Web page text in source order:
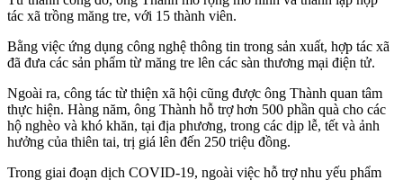
tác xã trồng măng tre, với 15 thành viên.
Bằng việc ứng dụng công nghệ thông tin trong sản xuất, hợp tác xã
đã đưa các sản phẩm từ măng tre lên các sàn thương mại điện tử.
Ngoài ra, công tác từ thiện xã hội cũng được ông Thành quan tâm
thực hiện. Hàng năm, ông Thành hỗ trợ hơn 500 phần quà cho các
hộ nghèo và khó khăn, tại địa phương, trong các dịp lễ, tết và ảnh
hưởng của thiên tai, trị giá lên đến 250 triệu đồng.
Trong giai đoạn dịch COVID-19, ngoài việc hỗ trợ nhu yếu phẩm